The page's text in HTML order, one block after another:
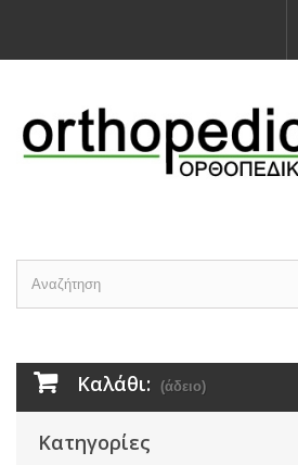
Καλάθι: (άδειο)
Κατηγορίες